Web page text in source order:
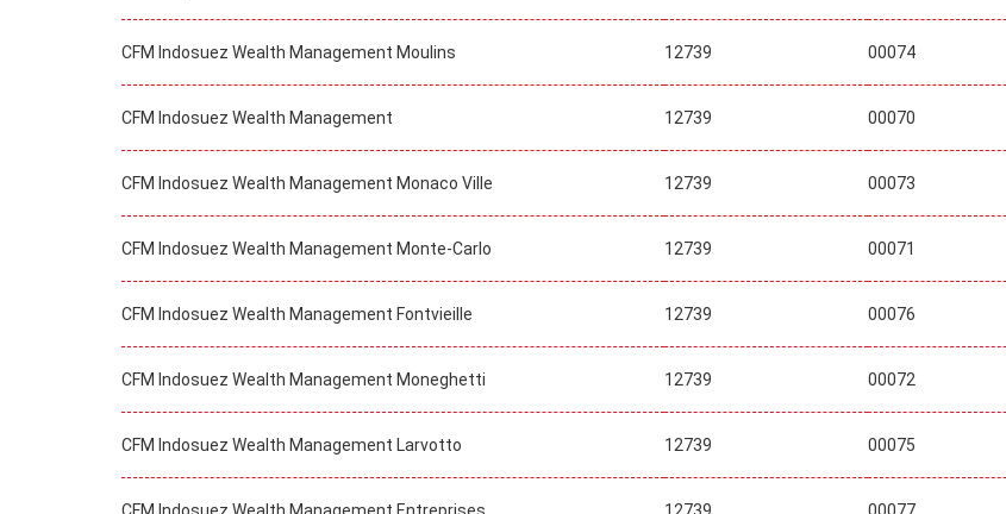
CFM Indosuez Wealth Management Moulins 12739 00074
CFM Indosuez Wealth Management 12739 00070
CFM Indosuez Wealth Management Monaco Ville 12739 00073
CFM Indosuez Wealth Management Monte-Carlo 12739 00071
CFM Indosuez Wealth Management Fontvieille 12739 00076
CFM Indosuez Wealth Management Moneghetti 12739 00072
CFM Indosuez Wealth Management Larvotto 12739 00075